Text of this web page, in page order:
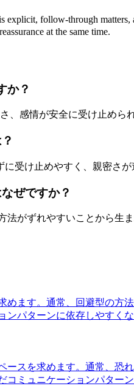
follow-through
at the same time.
か？
感情が安全に受け止めら
受け止めやすく、親密さ
ぜですか？
がずれやすいことから生ま
ます。通常、回避型の
パターンに依存しやすくな
スを求めます。通常、
ミュニケーションパター